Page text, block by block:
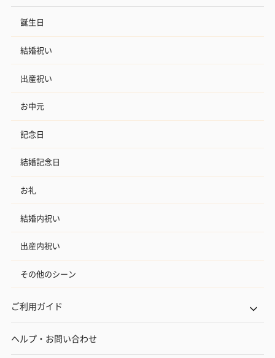
誕生日
結婚祝い
出産祝い
お中元
記念日
結婚記念日
お礼
結婚内祝い
出産内祝い
その他のシーン
ご利用ガイド
ヘルプ・お問い合わせ